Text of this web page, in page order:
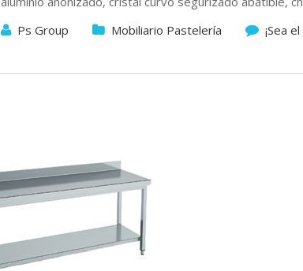
Ps Group
Mobiliario Pastelería ¡Sea